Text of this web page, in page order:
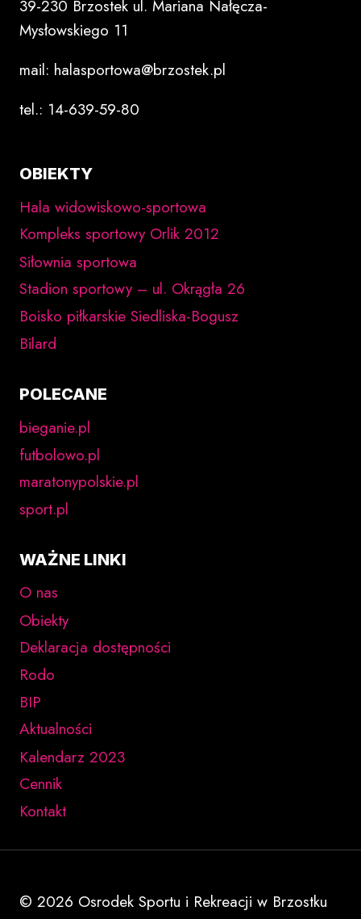
39-230 Brzostek ul. Mariana Nałęcza-
Mysłowskiego 11
mail: halasportowa@brzostek.pl
tel.: 14-639-59-80
OBIEKTY
Hala widowiskowo-sportowa
Kompleks sportowy Orlik 2012
Siłownia sportowa
Stadion sportowy – ul. Okrągła 26
Boisko piłkarskie Siedliska-Bogusz
Bilard
POLECANE
bieganie.pl
futbolowo.pl
maratonypolskie.pl
sport.pl
WAŻNE LINKI
O nas
Obiekty
Deklaracja dostępności
Rodo
BIP
Aktualności
Kalendarz 2023
Cennik
Kontakt
© 2026 Osrodek Sportu i Rekreacji w Brzostku